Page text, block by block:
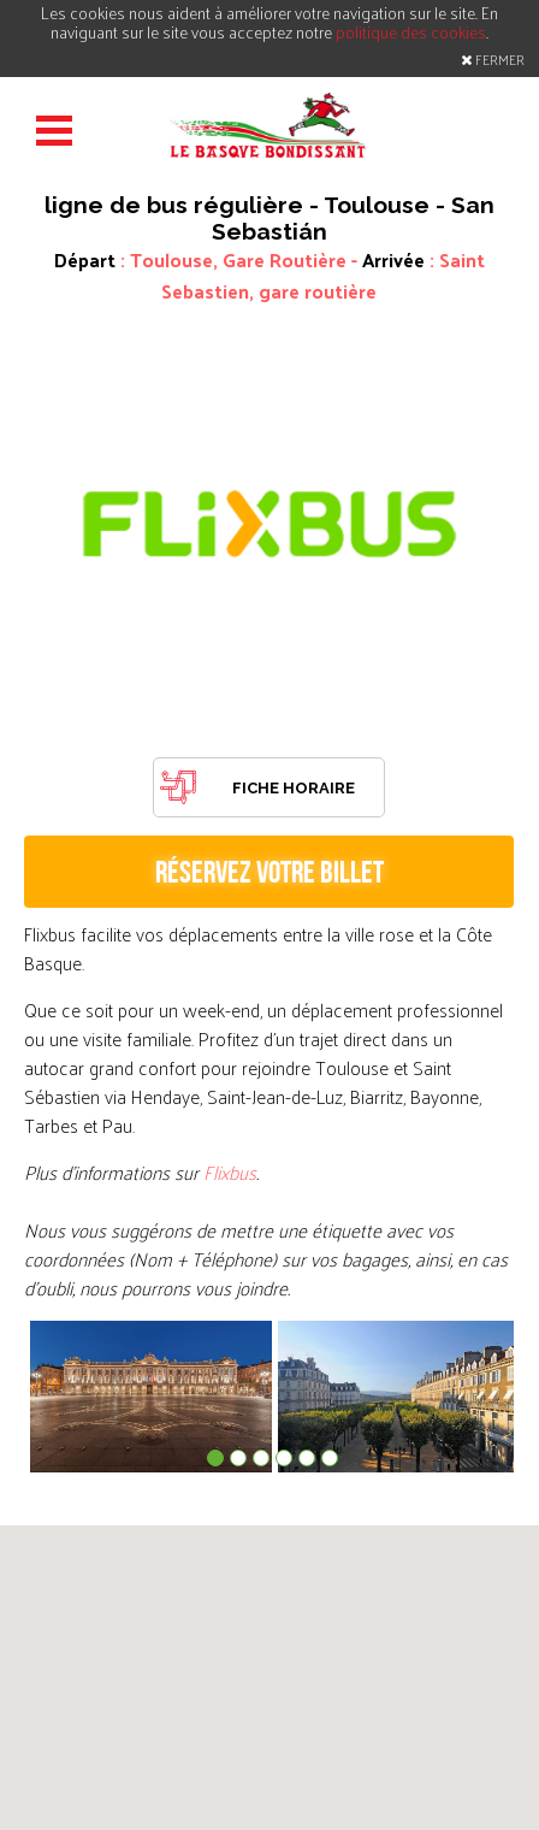
Les cookies nous aident à améliorer votre navigation sur le site. En
naviguant sur le site vous acceptez notrepolitique des cookies.
FERMER
ligne de bus régulière - Toulouse - San
Sebastián
Départ: Toulouse, Gare Routière -Arrivée : Saint
Sebastien, gare routière
FICHE HORAIRE
RÉSERVEZ VOTRE BILLET
Flixbus facilite vos déplacements entre la ville rose et la Côte
Basque.
Que ce soit pour un week-end, un déplacement professionnel
ou une visite familiale. Profitez d'un trajet direct dans un
autocar grand confort pour rejoindre Toulouse et Saint
Sébastien via Hendaye, Saint-Jean-de-Luz, Biarritz, Bayonne,
Tarbes et Pau.
Plus d'informations surFlixbus.
Nous vous suggérons de mettre une étiquette avec vos
coordonnées (Nom + Téléphone) sur vos bagages, ainsi, en cas
d'oubli, nous pourrons vous joindre.